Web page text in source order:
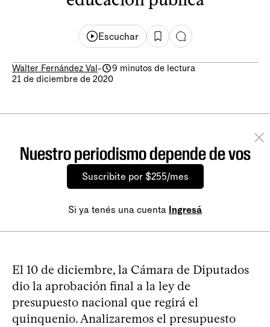
Escuchar
Walter Fernández Val-
9 minutos de lectura
21 de diciembre de 2020
Nuestro periodismo depende de vos
Suscribite por $255/mes
Si ya tenés una cuenta Ingresá
El 10 de diciembre, la Cámara de Diputados
dio la aprobación final a la ley de
presupuesto nacional que regirá el
quinquenio. Analizaremos el presupuesto